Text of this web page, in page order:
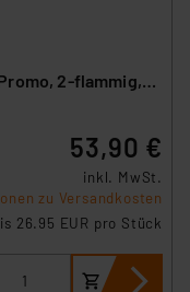
2-flammig,
53,90 €
inkl. MwSt.
zu Versandkosten
26.95 EUR pro Stück